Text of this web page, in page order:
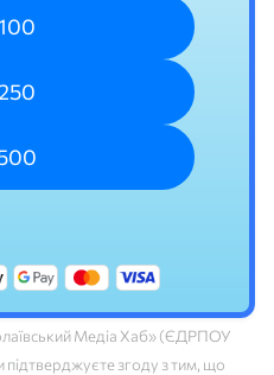
100
₴ 250
500
Медіа Хаб» (ЄДРПОУ
згоду з тим, що